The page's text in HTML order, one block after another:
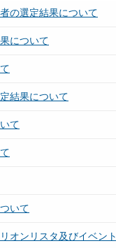
の選定結果について
について
結果について
て
いて
オンリスタ及びイベ